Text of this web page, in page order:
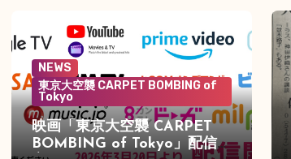
NEWS
東京大空襲 CARPET BOMBING of
Tokyo
映画「東京大空襲 CARPET
BOMBING of Tokyo」配信決